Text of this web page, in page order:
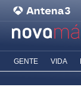
GENTE VIDA